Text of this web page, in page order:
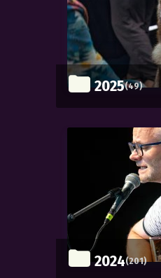
2025(49)
2024(201)